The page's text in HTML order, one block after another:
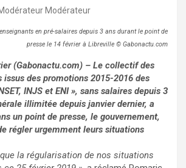
Modérateur
en pré-salaires depuis 3 ans durant le point de
presse le 14 février à Libreville © Gabonactu.com
(Gabonactu.com) – Le collectif des
issus des promotions 2015-2016 des
INJS et ENI », sans salaires depuis 3
illimitée depuis janvier dernier, a
un point de presse, le gouvernement,
régler urgemment leurs situations
la régularisation de nos situations